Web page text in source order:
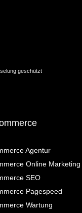
geschützt
Agentur
Online Marketing
SEO
Pagespeed
Wartung